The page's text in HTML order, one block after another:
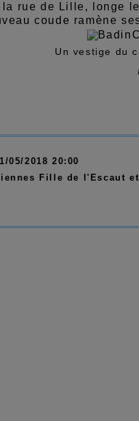
rue de Lille, longe
coude ramène
Un vestige du
05/2018 20:00
Fille de l'Escaut